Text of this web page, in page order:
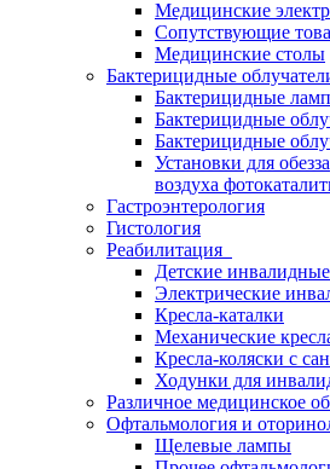
Медицинские
Сопутствующие
Медицинские столы
Бактерицидные
Бактерицидные
Бактерицидные
Бактерицидные
Установки для
воздуха
Гастроэнтерология
Гистология
Реабилитация
Детские инвалидные
Электрические
Кресла-каталки
Механические
Кресла-коляски с
Ходунки для
Различное медицинское
Офтальмология и
Щелевые лампы